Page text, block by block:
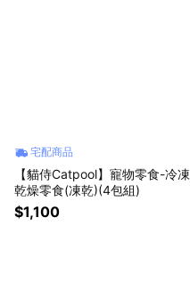
宅配商品
【貓侍Catpool】寵物零食-冷凍
乾燥零食(凍乾)(4包組)
$1,100